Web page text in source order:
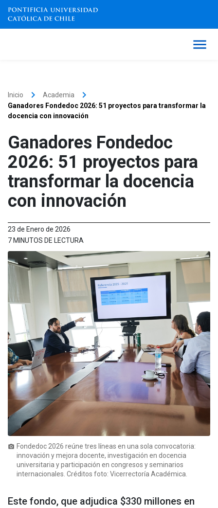
Inicio keyboard_arrow_right Academia keyboard_arrow_right
Ganadores Fondedoc 2026: 51 proyectos para transformar la
docencia con innovación
Ganadores Fondedoc
2026: 51 proyectos para
transformar la docencia
con innovación
23 de Enero de 2026
7 MINUTOS DE LECTURA
photo_camera Fondedoc 2026 reúne tres líneas en una sola convocatoria:
innovación y mejora docente, investigación en docencia
universitaria y participación en congresos y seminarios
internacionales. Créditos foto: Vicerrectoría Académica.
Este fondo, que adjudica $330 millones en